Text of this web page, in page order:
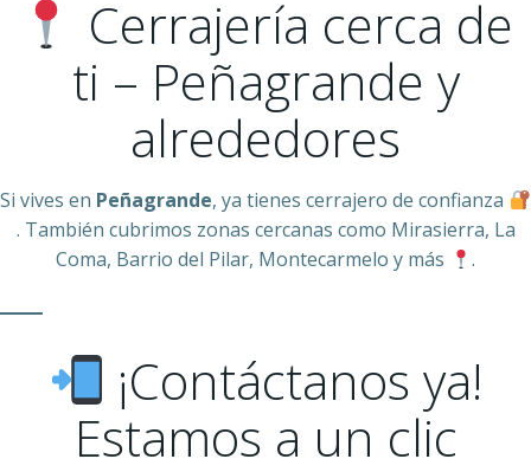
Cerrajería cerca de
ti – Peñagrande y
alrededores
Si vives en Peñagrande, ya tienes cerrajero de confianza
. También cubrimos zonas cercanas como Mirasierra, La
Coma, Barrio del Pilar, Montecarmelo y más
.
¡Contáctanos ya!
Estamos a un clic